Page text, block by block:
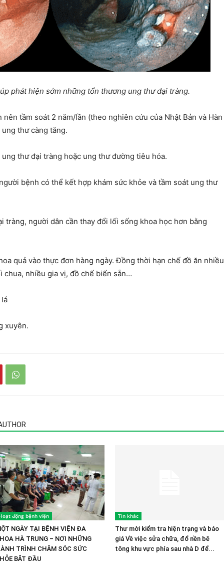
phát hiện sớm những tổn thương ung thư đại tràng.
tầm soát 2 năm/lần (theo nghiên cứu của Nhật Bản và Hàn
thư càng tăng.
thư đại tràng hoặc ung thư đường tiêu hóa.
bệnh có thể kết hợp khám sức khỏe và tầm soát ung thư
tràng, người dân cần thay đổi lối sống khoa học hơn bằng
quả vào thực đơn hàng ngày. Đồng thời hạn chế đồ ăn nhiều
chua, nhiều gia vị, đồ chế biến sẵn…
xuyên.
động bệnh viện
NGÀY TẠI BỆNH VIỆN ĐA
HÀ TRUNG – NƠI NHỮNG
TRÌNH CHĂM SÓC SỨC
BẮT ĐẦU
Tin khác
Thư mời kiểm tra hiện trạng và báo
giá Về việc sửa chữa, đổ nền bê
tông khu vực phía sau nhà D để...